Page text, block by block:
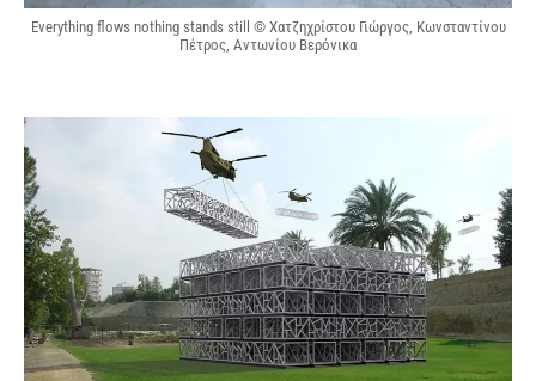
Everything flows nothing stands still © Χατζηχρίστου Γιώργος, Κωνσταντίνου
Πέτρος, Αντωνίου Βερόνικα